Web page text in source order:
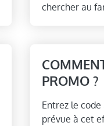
chercher au
PROMO ?
Entrez le
prévue à cet